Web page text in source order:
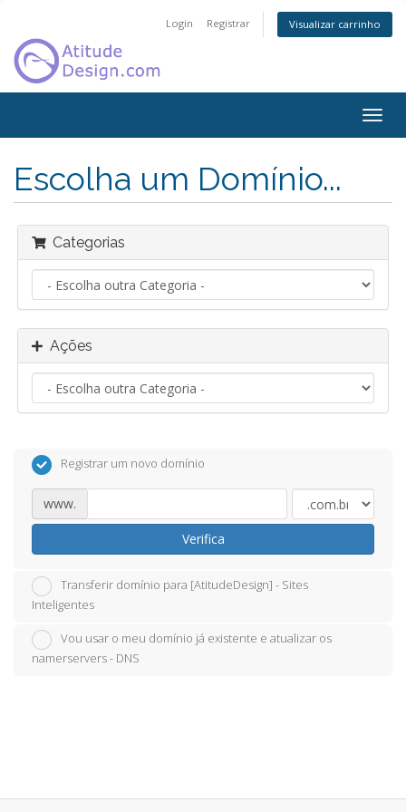
Login Registrar Visualizar carrinho
Escolha um Domínio...
Categorias
Ações
Registrar um novo domínio
www.
Verifica
Transferir domínio para [AtitudeDesign] - Sites
Inteligentes
Vou usar o meu domínio já existente e atualizar os
namerservers - DNS